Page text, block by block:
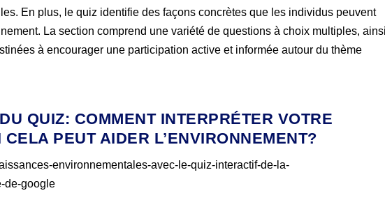
En plus, le quiz identifie des façons concrètes que les individus peuvent
La section comprend une variété de questions à choix multiples,
à encourager une participation active et informée autour du thème
QUIZ: COMMENT INTERPRÉTER VOTRE
PEUT AIDER L’ENVIRONNEMENT?